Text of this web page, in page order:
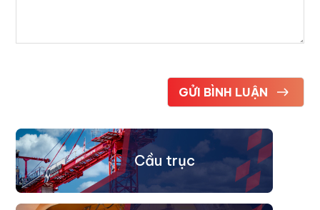
Cầu trục